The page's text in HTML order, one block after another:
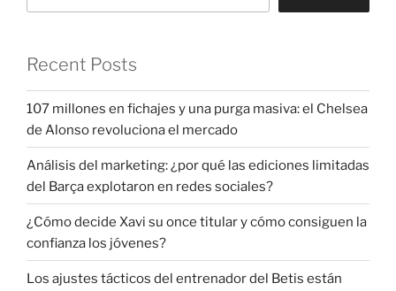
Recent Posts
107 millones en fichajes y una purga masiva: el Chelsea
de Alonso revoluciona el mercado
Análisis del marketing: ¿por qué las ediciones limitadas
del Barça explotaron en redes sociales?
¿Cómo decide Xavi su once titular y cómo consiguen la
confianza los jóvenes?
Los ajustes tácticos del entrenador del Betis están